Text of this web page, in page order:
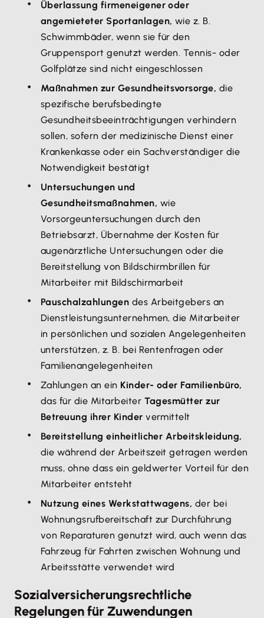
Überlassung firmeneigener oder
angemieteter Sportanlagen, wie z. B.
Schwimmbäder, wenn sie für den
Gruppensport genutzt werden. Tennis- oder
Golfplätze sind nicht eingeschlossen
Maßnahmen zur Gesundheitsvorsorge, die
spezifische berufsbedingte
Gesundheitsbeeinträchtigungen verhindern
sollen, sofern der medizinische Dienst einer
Krankenkasse oder ein Sachverständiger die
Notwendigkeit bestätigt
Untersuchungen und
Gesundheitsmaßnahmen, wie
Vorsorgeuntersuchungen durch den
Betriebsarzt, Übernahme der Kosten für
augenärztliche Untersuchungen oder die
Bereitstellung von Bildschirmbrillen für
Mitarbeiter mit Bildschirmarbeit
Pauschalzahlungen des Arbeitgebers an
Dienstleistungsunternehmen, die Mitarbeiter
in persönlichen und sozialen Angelegenheiten
unterstützen, z. B. bei Rentenfragen oder
Familienangelegenheiten
Zahlungen an ein Kinder- oder Familienbüro,
das für die Mitarbeiter Tagesmütter zur
Betreuung ihrer Kinder vermittelt
Bereitstellung einheitlicher Arbeitskleidung,
die während der Arbeitszeit getragen werden
muss, ohne dass ein geldwerter Vorteil für den
Mitarbeiter entsteht
Nutzung eines Werkstattwagens, der bei
Wohnungsrufbereitschaft zur Durchführung
von Reparaturen genutzt wird, auch wenn das
Fahrzeug für Fahrten zwischen Wohnung und
Arbeitsstätte verwendet wird
Sozialversicherungsrechtliche
Regelungen für Zuwendungen